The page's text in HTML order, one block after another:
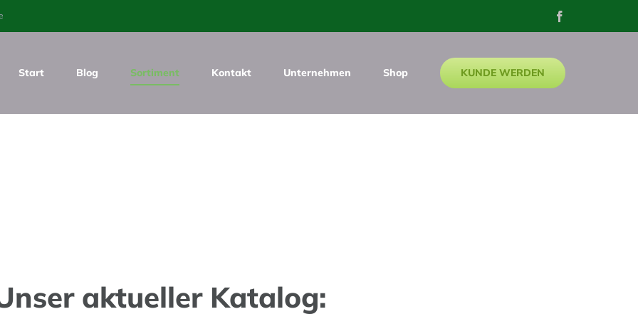
Start Blog Sortiment Kontakt Unternehmen Shop KUNDE WERDEN
aktueller Katalog: